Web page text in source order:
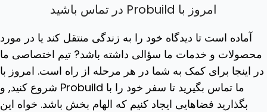
امروز با Probuild در تماس باشید
آماده است تا دیدگاه خود را به زندگی منتقل کند یا در مورد
محصولات و خدمات ما سؤالی داشته باشد? تیم اختصاصی ما
در اینجا برای کمک به شما در هر مرحله از راه است. امروز با
ما تماس بگیرید تا سفر خود را با Probuild شروع کنید, و
بگذارید فضاهایی ایجاد کنیم که الهام بخش باشد. خواه این